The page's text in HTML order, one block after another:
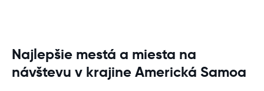
Najlepšie mestá a miesta na
návštevu v krajine Americká Samoa